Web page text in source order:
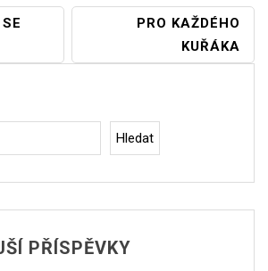
PRO KAŽDÉHO
KUŘÁKA
Hledat
PŘÍSPĚVKY